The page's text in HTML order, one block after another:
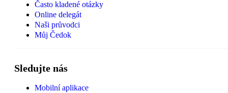
Často kladené otázky
Online delegát
Naši průvodci
Můj Čedok
Sledujte nás
Mobilní aplikace